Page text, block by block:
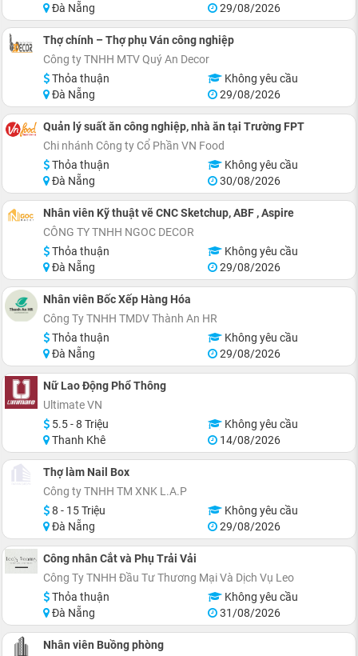
Đà Nẵng
29/08/2026
Thợ chính – Thợ phụ Ván công nghiệp
Công ty TNHH MTV Quý An Decor
Thỏa thuận
Không yêu cầu
Đà Nẵng
29/08/2026
Quản lý suất ăn công nghiệp, nhà ăn tại Trường FPT
Chi nhánh Công ty Cổ Phần VN Food
Thỏa thuận
Không yêu cầu
Đà Nẵng
30/08/2026
Nhân viên Kỹ thuật vẽ CNC Sketchup, ABF , Aspire
CÔNG TY TNHH NGOC DECOR
Thỏa thuận
Không yêu cầu
Đà Nẵng
29/08/2026
Nhân viên Bốc Xếp Hàng Hóa
Công Ty TNHH TMDV Thành An HR
Thỏa thuận
Không yêu cầu
Đà Nẵng
29/08/2026
Nữ Lao Động Phổ Thông
Ultimate VN
5.5 - 8 Triệu
Không yêu cầu
Thanh Khê
14/08/2026
Thợ làm Nail Box
Công ty TNHH TM XNK L.A.P
8 - 15 Triệu
Không yêu cầu
Đà Nẵng
29/08/2026
Công nhân Cắt và Phụ Trải Vải
Công Ty TNHH Đầu Tư Thương Mại Và Dịch Vụ Leo
Thỏa thuận
Không yêu cầu
Đà Nẵng
31/08/2026
Nhân viên Buồng phòng